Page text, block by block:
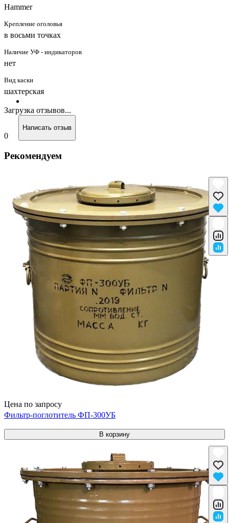
Hammer
Крепление оголовья
в восьми точках
Наличие УФ - индикаторов
нет
Вид каски
шахтерская
Загрузка отзывов...
0
Написать отзыв
Рекомендуем
Цена по запросу
Фильтр-поглотитель ФП-300УБ
В корзину